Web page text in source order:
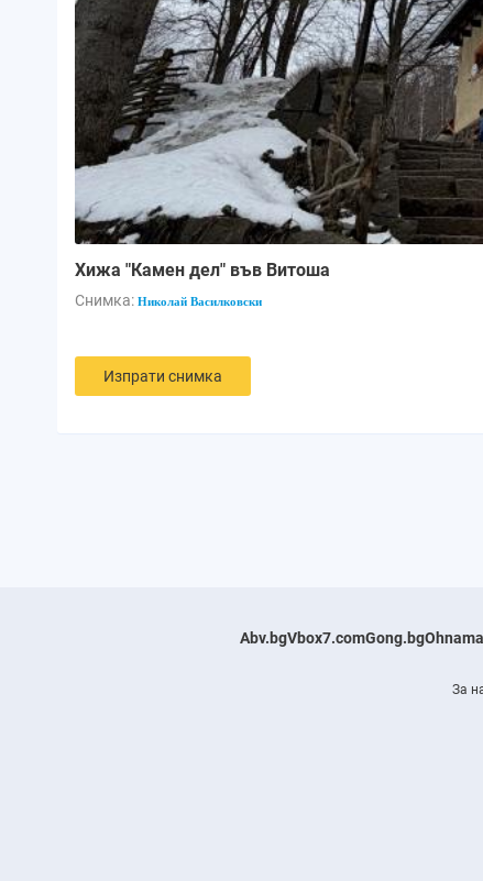
Хижа "Камен дел" във Витоша
Снимка: Николай Василковски
Изпрати снимка
Abv.bgVbox7.comGong.bg
За